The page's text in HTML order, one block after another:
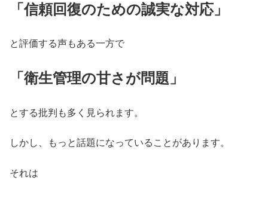
「信頼回復のための誠実な対応」
と評価する声もある一方で
「衛生管理の甘さが問題」
とする批判も多く見られます。
しかし、もっと話題になっていることがあります。
それは